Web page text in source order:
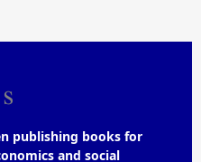
publishing books for
and social